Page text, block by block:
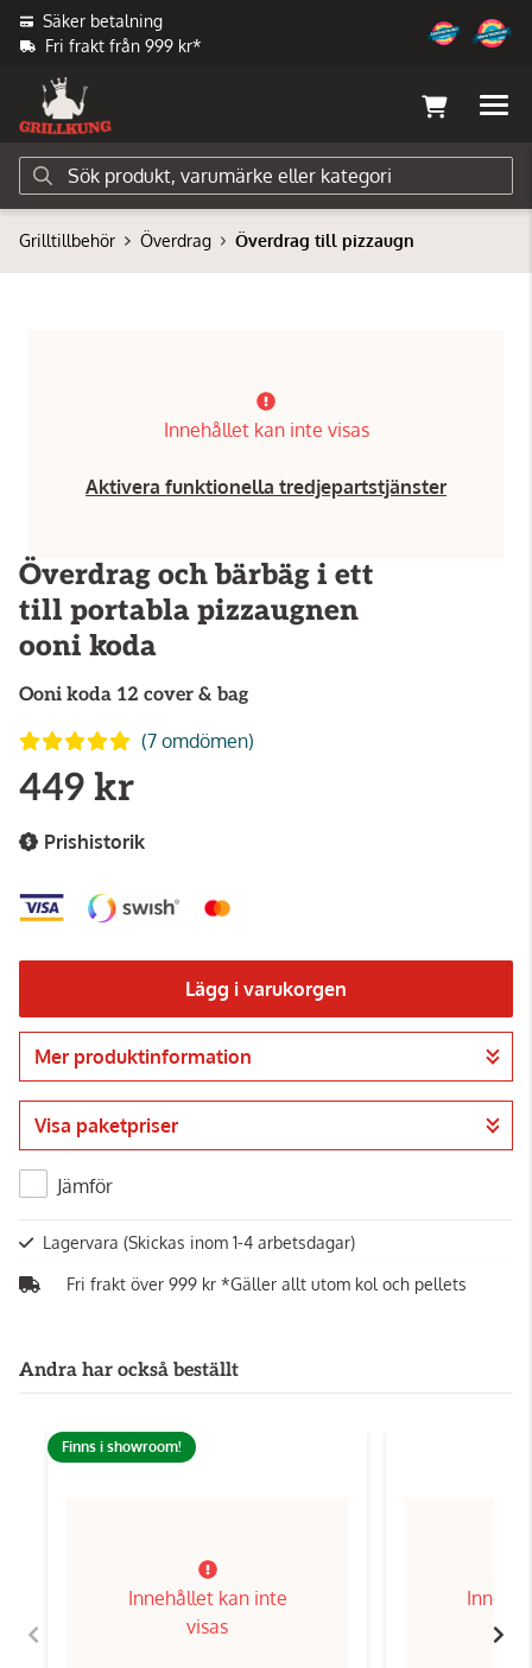
Säker betalning
Fri frakt från 999 kr*
Grilltillbehör Överdrag Överdrag till pizzaugn
Innehållet kan inte visas
Aktivera funktionella tredjepartstjänster
Överdrag och bärbäg i ett
till portabla pizzaugnen
ooni koda
Ooni koda 12 cover & bag
(7 omdömen)
449 kr
Prishistorik
Lägg i varukorgen
Gå till kassan
Mer produktinformation
Visa paketpriser
Jämför
Lagervara (Skickas inom 1-4 arbetsdagar)
Fri frakt över 999 kr *Gäller allt utom kol och pellets
Andra har också beställt
Finns i showroom!
Innehållet kan inte
visas